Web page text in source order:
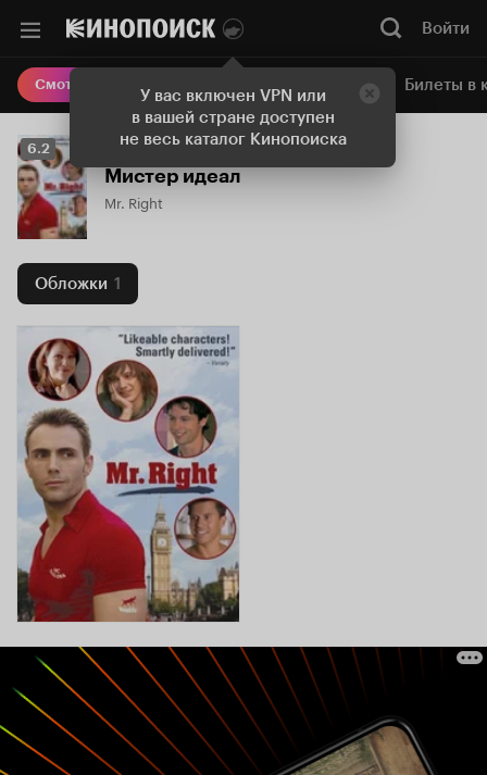
У вас включен VPN или
в вашей стране доступен
не весь каталог Кинопоиска
Войти
Смотреть кино Онлайн-кинотеатр Билеты в
Рейтинг
Кинопоиска
6.2
6.2
Мистер идеал
Mr. Right
Обложки 1